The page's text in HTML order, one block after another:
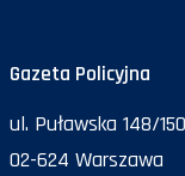
Gazeta Policyjna
ul. Puławska 148/150
02-624 Warszawa